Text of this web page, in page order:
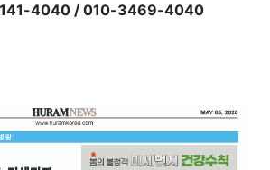
4040 / 010-3469-4040